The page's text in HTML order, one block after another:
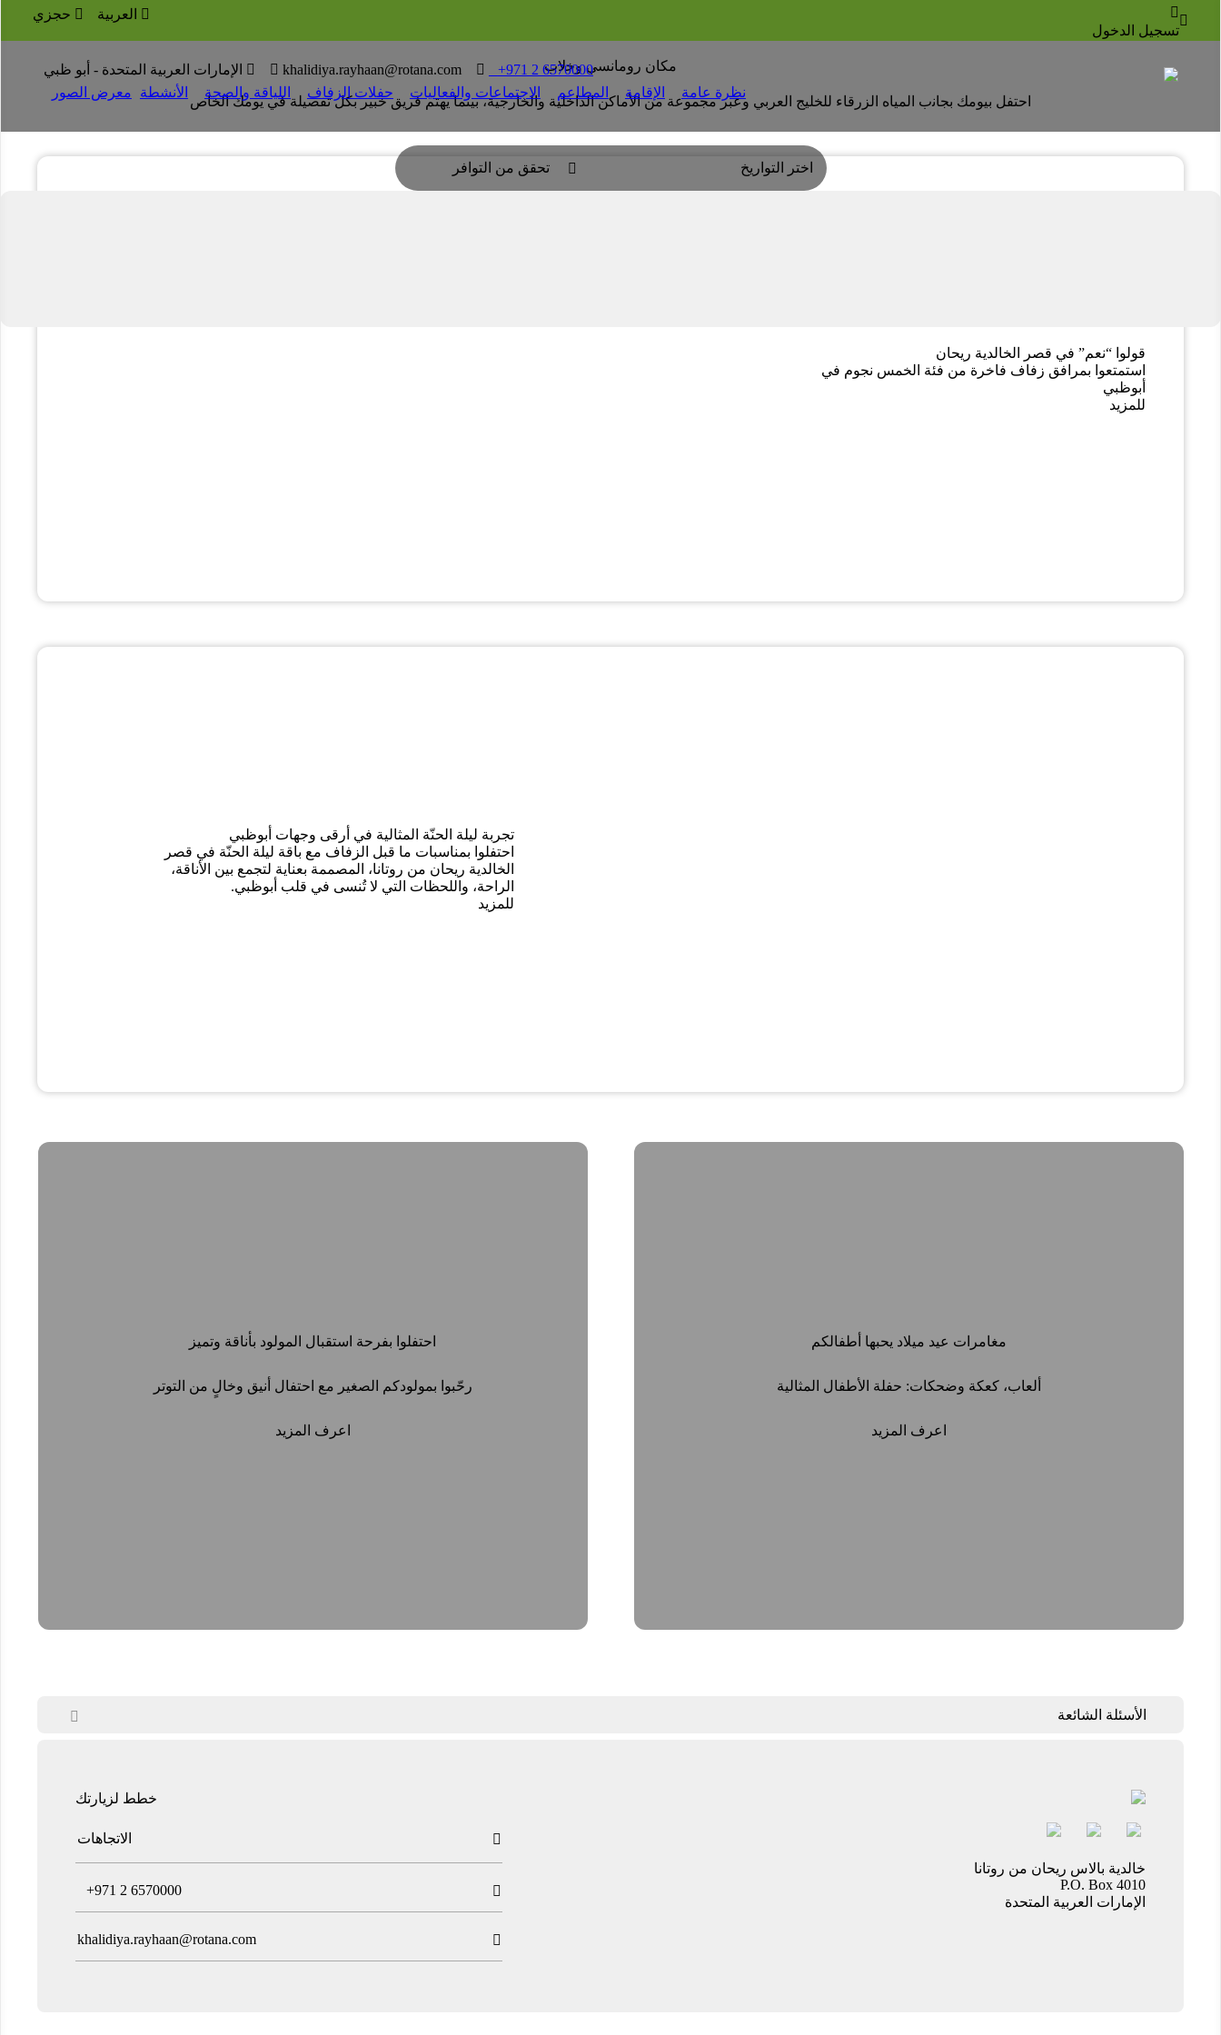


تسجيل الدخول
 العربية  حجزي
 +971 2 6570000
 khalidiya.rayhaan@rotana.com

الإمارات العربية المتحدة - أبو ظبي
نظرة عامة
الإقامة المطاعم الاجتماعات والفعاليات حفلات الزفاف اللياقة والصحة الأنشطة معرض الصور
اختر التواريخ  تحقق من التوافر
خالدية بالاس ريحان من روتانا
حفلات الزفاف
ﻣﻜﺎن روﻣﺎﻧﺴﻲ وﺧلاب
اﺣﺘﻔﻞ ﺑﻴﻮﻣﻚ ﺑﺠﺎﻧب اﻟﻤﻴﺎه اﻟﺰرﻗﺎء ﻟﻠﺨﻠﻴﺞ اﻟﻌﺮﺑﻲ وﻋﺒﺮ ﻣﺠﻤﻮﻋﺔ ﻣﻦ الأﻣﺎﻛﻦ اﻟﺪاﺧﻠﻴﺔ واﻟﺨﺎرﺟﻴﺔ، ﺑﻴﻨﻤﺎ ﻳﻬﺘﻢ ﻓﺮﻳﻖ ﺧﺒﻴﺮ ﺑﻜﻞ تفصيلة ﻓﻲ ﻳﻮﻣﻚ اﻟﺨﺎص
قولوا “نعم” في قصر الخالدية ريحان
استمتعوا بمرافق زفاف فاخرة من فئة الخمس نجوم في
أبوظبي
للمزيد
تجربة ليلة الحنّة المثالية في أرقى وجهات أبوظبي
احتفلوا بمناسبات ما قبل الزفاف مع باقة ليلة الحنّة في قصر
الخالدية ريحان من روتانا، المصممة بعناية لتجمع بين الأناقة،
الراحة، واللحظات التي لا تُنسى في قلب أبوظبي.
للمزيد
مغامرات عيد ميلاد يحبها أطفالكم
ألعاب، كعكة وضحكات: حفلة الأطفال المثالية
اعرف المزيد
احتفلوا بفرحة استقبال المولود بأناقة وتميز
رحّبوا بمولودكم الصغير مع احتفال أنيق وخالٍ من التوتر
اعرف المزيد
 الأسئلة الشائعة
خالدية بالاس ريحان من روتانا
P.O. Box 4010
الإمارات العربية المتحدة
خطط لزيارتك
 الاتجاهات

+971 2 6570000

khalidiya.rayhaan@rotana.com